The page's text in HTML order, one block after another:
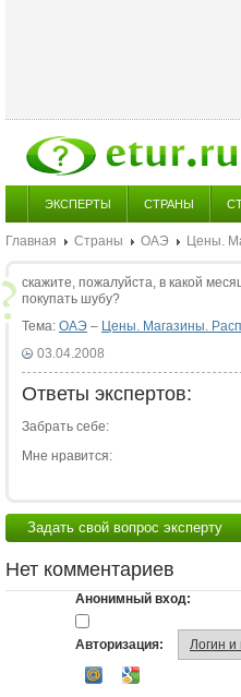
ЭКСПЕРТЫ СТРАНЫ
Главная Страны ОАЭ Цены.
скажите, пожалуйста, в какой
покупать шубу?
Тема: ОАЭ – Цены. Магазины.
03.04.2008
Ответы экспертов:
Забрать себе:
Мне нравится:
Задать свой вопрос эксперту
Нет комментариев
Анонимный вход:
Авторизация: Логин и